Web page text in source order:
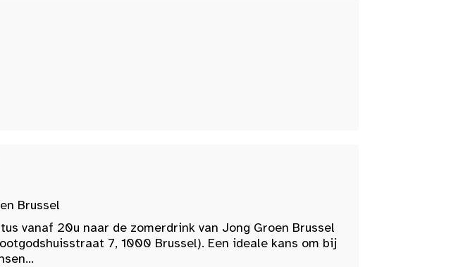
Brussel
vanaf 20u naar de zomerdrink van Jong Groen Brussel
7, 1000 Brussel). Een ideale kans om bij